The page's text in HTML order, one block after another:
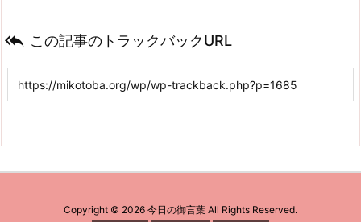
 この記事のトラックバックURL
Copyright © 2026 今日の御言葉 All Rights Reserved.